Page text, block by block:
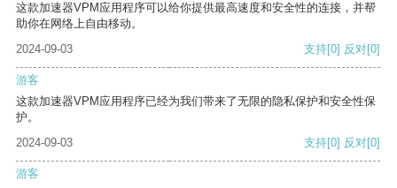
这款加速器VPM应用程序可以给你提供最高速度和安全性的连接，并帮
助你在网络上自由移动。
2024-09-03
支持[0] 反对[0]
游客
这款加速器VPM应用程序已经为我们带来了无限的隐私保护和安全性保
护。
2024-09-03
支持[0] 反对[0]
游客